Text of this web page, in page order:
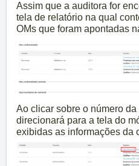
Assim que a auditora for
tela de relatório na qual
OMs que foram apontadas
Ao clicar sobre o número
direcionará para a tela do
exibidas as informações da